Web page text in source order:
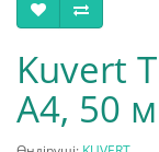
Kuvert
A4, 50